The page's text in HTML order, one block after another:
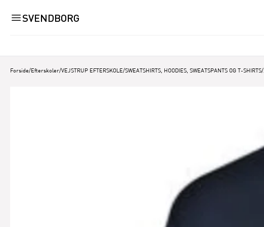
SVENDBORG
Forside/Efterskoler/VEJSTRUP EFTERSKOLE/SWEATSHIRTS, HOODIES, SWEATSPANTS OG T-SHIRTS/